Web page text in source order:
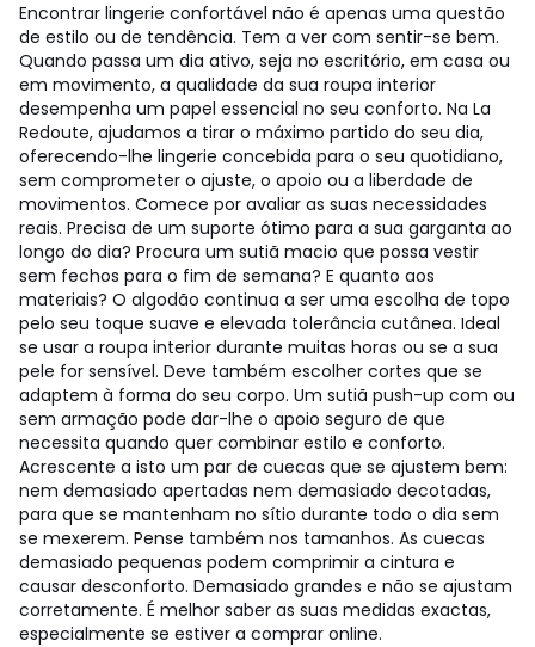
Encontrar lingerie confortável não é apenas uma questão
de estilo ou de tendência. Tem a ver com sentir-se bem.
Quando passa um dia ativo, seja no escritório, em casa ou
em movimento, a qualidade da sua roupa interior
desempenha um papel essencial no seu conforto. Na La
Redoute, ajudamos a tirar o máximo partido do seu dia,
oferecendo-lhe lingerie concebida para o seu quotidiano,
sem comprometer o ajuste, o apoio ou a liberdade de
movimentos. Comece por avaliar as suas necessidades
reais. Precisa de um suporte ótimo para a sua garganta ao
longo do dia? Procura um sutiã macio que possa vestir
sem fechos para o fim de semana? E quanto aos
materiais? O algodão continua a ser uma escolha de topo
pelo seu toque suave e elevada tolerância cutânea. Ideal
se usar a roupa interior durante muitas horas ou se a sua
pele for sensível. Deve também escolher cortes que se
adaptem à forma do seu corpo. Um sutiã push-up com ou
sem armação pode dar-lhe o apoio seguro de que
necessita quando quer combinar estilo e conforto.
Acrescente a isto um par de cuecas que se ajustem bem:
nem demasiado apertadas nem demasiado decotadas,
para que se mantenham no sítio durante todo o dia sem
se mexerem. Pense também nos tamanhos. As cuecas
demasiado pequenas podem comprimir a cintura e
causar desconforto. Demasiado grandes e não se ajustam
corretamente. É melhor saber as suas medidas exactas,
especialmente se estiver a comprar online.